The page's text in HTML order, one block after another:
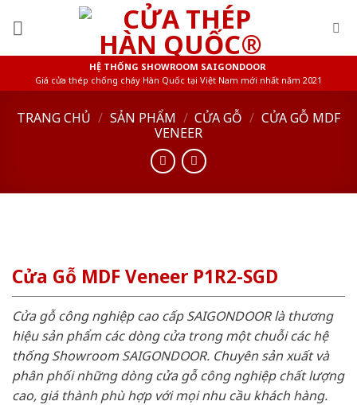
HỆ THỐNG SHOWROOM SAIGONDOOR
Giá cửa thép chống cháy Hàn Quốc tại Việt Nam mới nhất năm 2021
TRANG CHỦ / SẢN PHẨM / CỬA GỖ / CỬA GỖ MDF
VENEER
Cửa Gỗ MDF Veneer P1R2-SGD
Cửa gỗ công nghiệp cao cấp SAIGONDOOR là thương
hiệu sản phẩm các dòng cửa trong một chuỗi các hệ
thống Showroom SAIGONDOOR. Chuyên sản xuất và
phân phối những dòng cửa gỗ công nghiệp chất lượng
cao, giá thành phù hợp với mọi nhu cầu khách hàng.